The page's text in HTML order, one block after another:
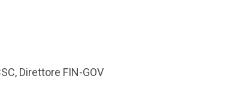
Direttore FIN-GOV